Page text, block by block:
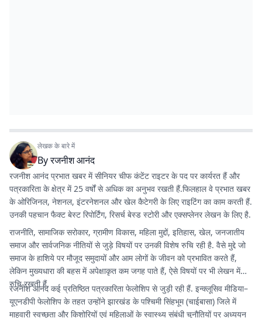
लेखक के बारे में
Byरजनीश आनंद
रजनीश आनंद प्रभात खबर में सीनियर चीफ कंटेंट राइटर के पद पर कार्यरत हैं और
पत्रकारिता के क्षेत्र में 25 वर्षों से अधिक का अनुभव रखती हैं.फिलहाल वे प्रभात खबर
के ओरिजिनल, नेशनल, इंटरनेशनल और खेल कैटेगरी के लिए राइटिंग का काम करती हैं.
उनकी पहचान फैक्ट बेस्ट रिपोर्टिंग, रिसर्च बेस्ड स्टोरी और एक्सप्लेनर लेखन के लिए है.
राजनीति, सामाजिक सरोकार, ग्रामीण विकास, महिला मुद्दों, इतिहास, खेल, जनजातीय
समाज और सार्वजनिक नीतियों से जुड़े विषयों पर उनकी विशेष रुचि रही है. वैसे मुद्दे जो
समाज के हाशिये पर मौजूद समुदायों और आम लोगों के जीवन को प्रभावित करते हैं,
लेकिन मुख्यधारा की बहस में अपेक्षाकृत कम जगह पाते हैं, ऐसे विषयों पर भी लेखन में
रुचि रखती हैं.
रजनीश आनंद कई प्रतिष्ठित पत्रकारिता फेलोशिप से जुड़ी रही हैं. इन्क्लूसिव मीडिया–
यूएनडीपी फेलोशिप के तहत उन्होंने झारखंड के पश्चिमी सिंहभूम (चाईबासा) जिले में
माहवारी स्वच्छता और किशोरियों एवं महिलाओं के स्वास्थ्य संबंधी चुनौतियों पर अध्ययन